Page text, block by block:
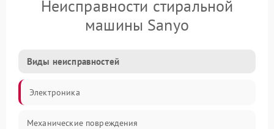
Неисправности стиральной
машины Sanyo
Виды неисправностей
Электроника
Механические повреждения